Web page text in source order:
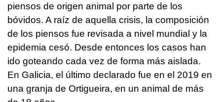
piensos de origen animal por parte de los
bóvidos. A raíz de aquella crisis, la composición
de los piensos fue revisada a nivel mundial y la
epidemia cesó. Desde entonces los casos han
ido goteando cada vez de forma más aislada.
En Galicia, el último declarado fue en el 2019 en
una granja de Ortigueira, en un animal de más